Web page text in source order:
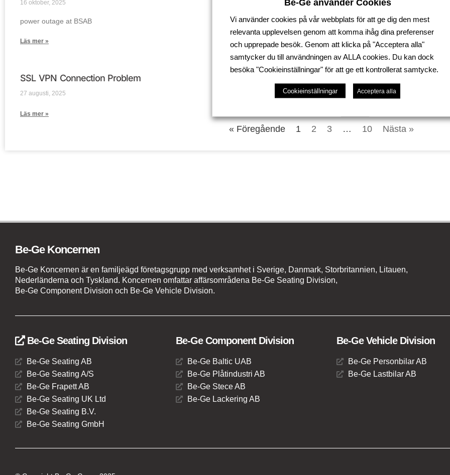
16 oktober, 2025
power outage at BSAB
Läs mer »
27 augusti, 2025
Läs mer »
SSL VPN Connection Problem
27 augusti, 2025
Läs mer »
2 juli, 2025
« Föregående 1 2 3 … 10 Nästa »
Be-Ge Koncernen
Be-Ge Koncernen är en familjeägd företagsgrupp med verksamhet i Sverige, Danmark, Storbritannien, Litauen,
Nederländerna och Tyskland. Koncernen omfattar affärsområdena Be-Ge Seating Division,
Be-Ge Component Division och Be-Ge Vehicle Division.
Be-Ge Seating Division
Be-Ge Seating AB
Be-Ge Seating A/S
Be-Ge Frapett AB
Be-Ge Seating UK Ltd
Be-Ge Seating B.V.
Be-Ge Seating GmbH
Be-Ge Component Division
Be-Ge Baltic UAB
Be-Ge Plåtindustri AB
Be-Ge Stece AB
Be-Ge Lackering AB
Be-Ge Vehicle Division
Be-Ge Personbilar AB
Be-Ge Lastbilar AB
Be-Ge använder Cookies
Vi använder cookies på vår webbplats för att ge dig den mest
relevanta upplevelsen genom att komma ihåg dina preferenser
och upprepade besök. Genom att klicka på "Acceptera alla"
samtycker du till användningen av ALLA cookies. Du kan dock
besöka "Cookieinställningar" för att ge ett kontrollerat samtycke.
Cookieinställningar Acceptera alla